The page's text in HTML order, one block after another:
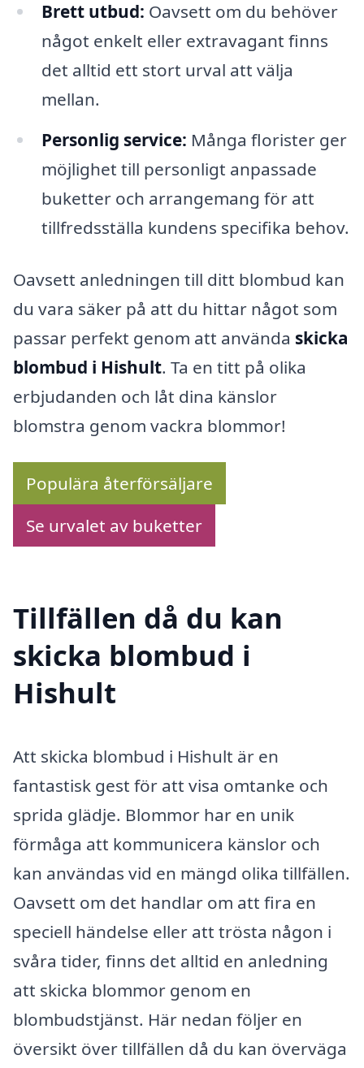
Brett utbud: Oavsett om du behöver
något enkelt eller extravagant finns
det alltid ett stort urval att välja
mellan.
Personlig service: Många florister ger
möjlighet till personligt anpassade
buketter och arrangemang för att
tillfredsställa kundens specifika behov.
Oavsett anledningen till ditt blombud kan
du vara säker på att du hittar något som
passar perfekt genom att använda skicka
blombud i Hishult. Ta en titt på olika
erbjudanden och låt dina känslor
blomstra genom vackra blommor!
Populära återförsäljare
Se urvalet av buketter
Tillfällen då du kan
skicka blombud i
Hishult
Att skicka blombud i Hishult är en
fantastisk gest för att visa omtanke och
sprida glädje. Blommor har en unik
förmåga att kommunicera känslor och
kan användas vid en mängd olika tillfällen.
Oavsett om det handlar om att fira en
speciell händelse eller att trösta någon i
svåra tider, finns det alltid en anledning
att skicka blommor genom en
blombudstjänst. Här nedan följer en
översikt över tillfällen då du kan överväga